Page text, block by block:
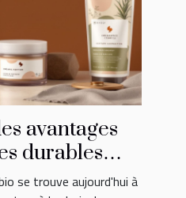
avantages
durables
bio
se trouve aujourd'hui à